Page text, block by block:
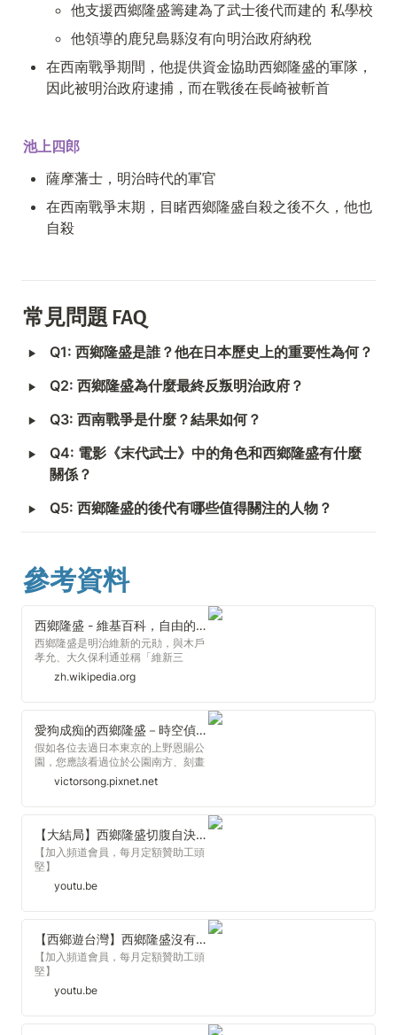
他支援西鄉隆盛籌建為了武士後代而建的 私學校
他領導的鹿兒島縣沒有向明治政府納稅
在西南戰爭期間，他提供資金協助西鄉隆盛的軍隊，
因此被明治政府逮捕，而在戰後在長崎被斬首
池上四郎
薩摩藩士，明治時代的軍官
在西南戰爭末期，目睹西鄉隆盛自殺之後不久，他也
自殺
常見問題 FAQ
‣ Q1: 西鄉隆盛是誰？他在日本歷史上的重要性為何？
‣ Q2: 西鄉隆盛為什麼最終反叛明治政府？
‣ Q3: 西南戰爭是什麼？結果如何？
‣
Q4: 電影《末代武士》中的角色和西鄉隆盛有什麼
關係？
‣ Q5: 西鄉隆盛的後代有哪些值得關注的人物？
參考資料
西鄉隆盛 - 維基百科，自由的百科全書
西鄉隆盛是明治維新的元勛，與木戶
孝允、大久保利通並稱「維新三
傑」。明治初年曾任要職，推行多項
重大改革，並在岩倉使節團出國訪問
期間主導留守政府；1873年，在明治
六年政變中辭職下野，回鄉建立私學
校。1877年，在明治初年最大士族叛
亂——西南戰爭中被推舉為叛軍首
領，號稱「新政大總督、征伐大元
帥」，同年叛亂失敗，自殺身死；
1889年，即其死後十二年，因輿論的
三位。三弟西鄉從道、從弟大山巖也
都是明治政府的重臣。
zh.wikipedia.org
愛狗成痴的西鄉隆盛－時空偵探的歷史行腳｜痞客邦
假如各位去過日本東京的上野恩賜公
園，您應該看過位於公園南方、刻畫
明治初期政治家兼軍人西鄉隆盛牽著
愛犬的知名銅像。 穿著軍裝的西鄉
隆盛畫像（床次正精作）。（圖片來
源：維基百科，公有領域）
victorsong.pixnet.net
【大結局】西鄉隆盛切腹自決！牡丹社事件與西鄉有關？熊本城見證日本武士走入歷史的戰役「西南戰爭」
【加入頻道會員，每月定額贊助工頭
堅】
https://www.youtube.com/channel/UCO6BMxjvslH_jSo7FZi6DcQ/join
【章節重點】 00:00 本集精華
00:24 39-40歲「大政奉還」到「戊
辰戰爭」 04:16 坂本龍馬之死 06:01
41-46歲「江戶無血開城」到「明治
六年政變」 13:07 47-49歲 西鄉從
道出兵台灣到「西南戰爭」 14:16 西
鄉從道與牡丹社事件 15:35 日本近代
最大內戰「西南戰爭」與西鄉切腹
1897年 西鄉菊次郎與宜蘭 【製作團
youtu.be
【西鄉遊台灣】西鄉隆盛沒有名分的「島妻」是誰？從流放到崛起的末代武士 (中集)
【加入頻道會員，每月定額贊助工頭
堅】
https://www.youtube.com/channel/UCO6BMxjvslH_jSo7FZi6DcQ/join
【章節重點】 00:00 本集精華 01:19
32~35歲 奄美大島的潛居歲月
04:07 西鄉隆盛的島妻與長子菊次郎
youtu.be